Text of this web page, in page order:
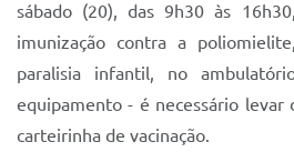
Mobilidade Urbana Sustentável
Ouvidoria da Cidade
Passe Escolar
sábado (20), das9h30 às 16h30
imunização contra a
paralisia infantil, no
equipamento - é necessário levar
carteirinha de vacinação.